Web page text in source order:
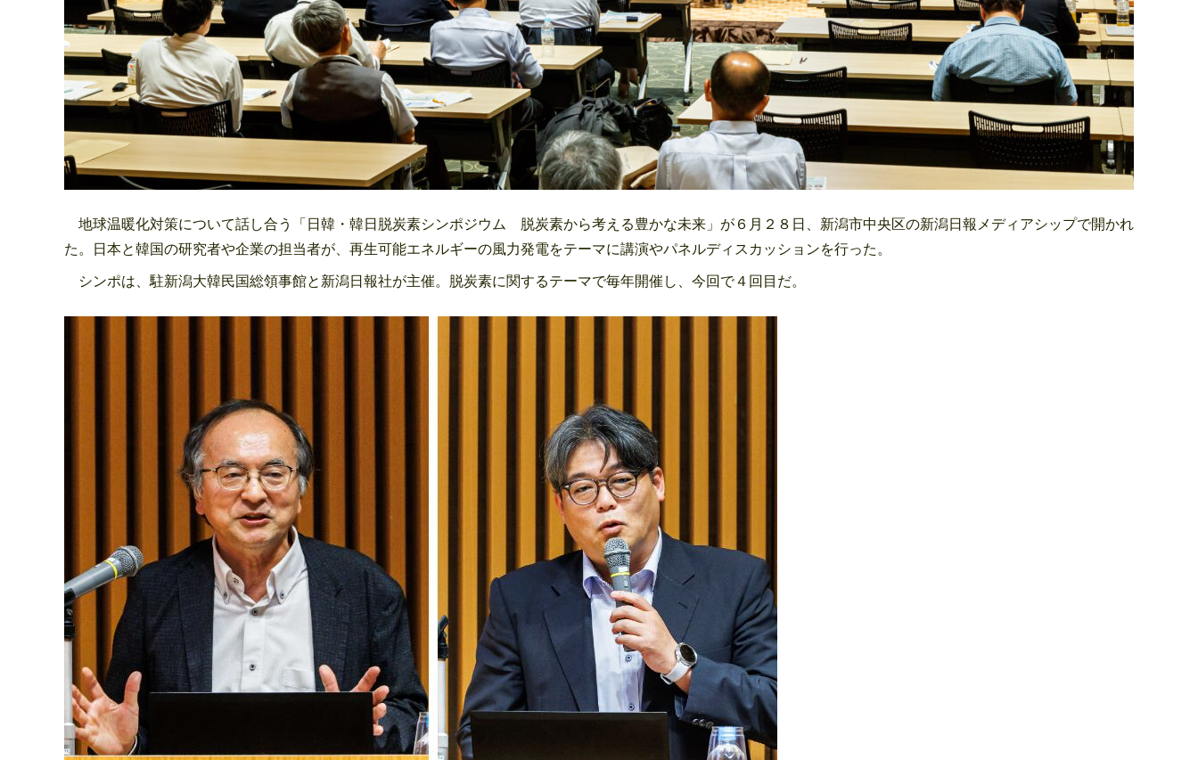
地球温暖化対策について話し合う「日韓・韓日脱炭素シンポジウム 脱炭素から考える豊かな未来」が６月２８日、新潟市中央区の新潟日報メディアシップで開かれ
た。日本と韓国の研究者や企業の担当者が、再生可能エネルギーの風力発電をテーマに講演やパネルディスカッションを行った。
シンポは、駐新潟大韓民国総領事館と新潟日報社が主催。脱炭素に関するテーマで毎年開催し、今回で４回目だ。